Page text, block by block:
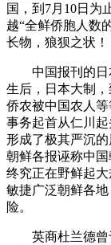
国，到7月10日为
越“全鲜侨胞人数
长物，狼狈之状！
中国报刊的日
生后，日本大制
侨农被中国农人
事务起首从仁川
形成了极其严沉
朝鲜各报诬称中
终究正在野鲜起
敏捷广泛朝鲜各
险。
英商杜兰德曾